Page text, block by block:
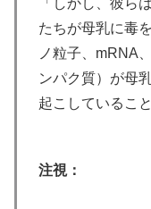
「しかし、彼ら
たちが母乳に毒
ノ粒子、mRNA
ンパク質）が母
起こしているこ
注視：